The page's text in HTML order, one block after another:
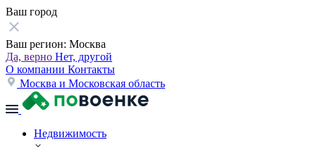
Ваш город
Ваш регион: Москва
Да, верно Нет, другой
О компании Контакты
Москва и Московская область
Недвижимость